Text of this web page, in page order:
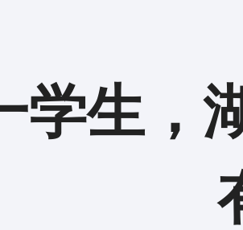
学生，